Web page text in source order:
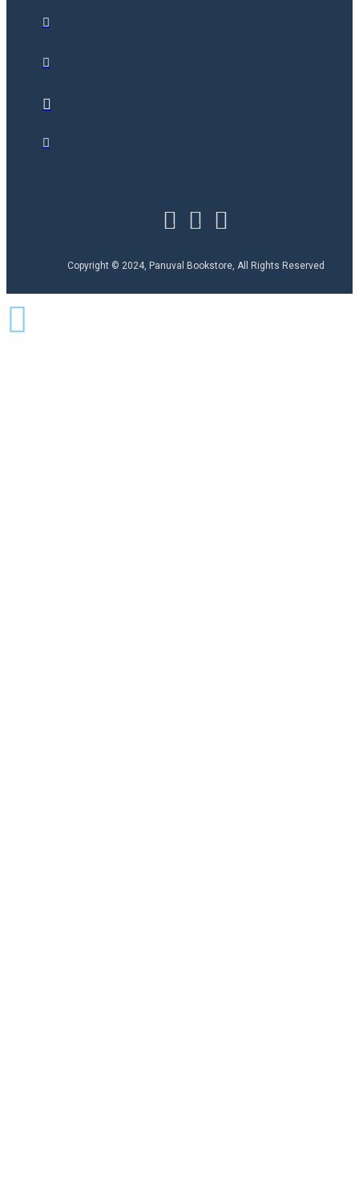
Copyright © 2024, Panuval Bookstore, All Rights Reserved